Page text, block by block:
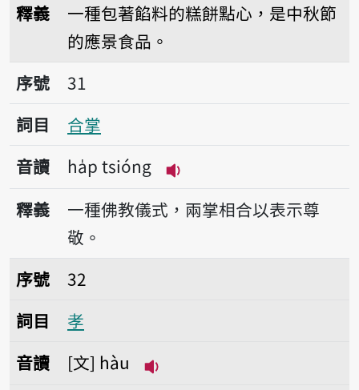
釋義
一種包著餡料的糕餅點心，是中秋節
的應景食品。
序號31合掌
序號
31
詞目
合掌
音讀
ha̍p tsióng
播放音讀ha̍p tsióng
釋義
一種佛教儀式，兩掌相合以表示尊
敬。
序號32孝
序號
32
詞目
孝
音讀
文 hàu